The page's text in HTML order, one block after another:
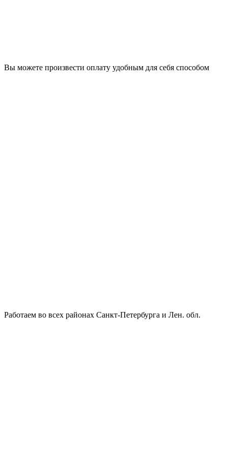
Вы можете произвести оплату удобным для себя способом
Работаем во всех районах Санкт-Петербурга и Лен. обл.